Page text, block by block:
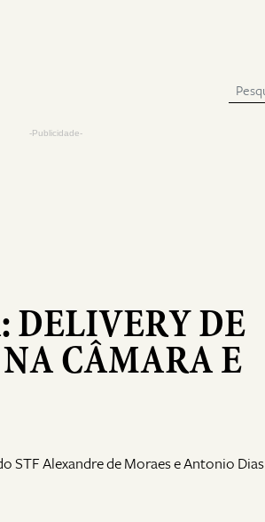
-Publicidade-
DELIVERY DE
NA CÂMARA E
STF Alexandre de Moraes e Antonio Dias